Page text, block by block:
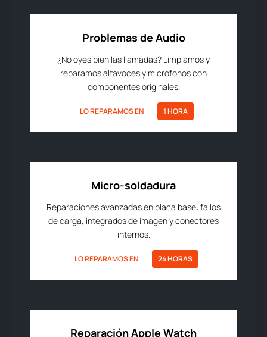
Problemas de Audio
¿No oyes bien las llamadas? Limpiamos y
reparamos altavoces y micrófonos con
componentes originales.
LO REPARAMOS EN 1 HORA
Micro-soldadura
Reparaciones avanzadas en placa base: fallos
de carga, integrados de imagen y conectores
internos.
LO REPARAMOS EN 24 HORAS
Reparación Apple Watch